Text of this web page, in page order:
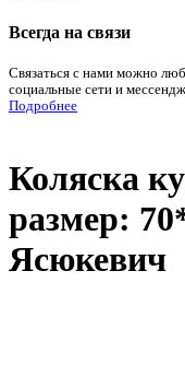
Всегда на связи
Связаться с нами можно
социальные сети и
Подробнее
Коляска
размер:
Ясюкевич